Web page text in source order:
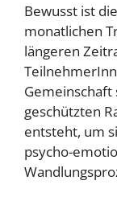
Bewusst ist
monatlichen
längeren
geschützten
entsteht, um
psycho-